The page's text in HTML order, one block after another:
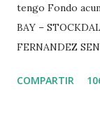
tengo Fondo
BAY –
FERNANDEZ
-EPAILLARD 7
COMPARTIR